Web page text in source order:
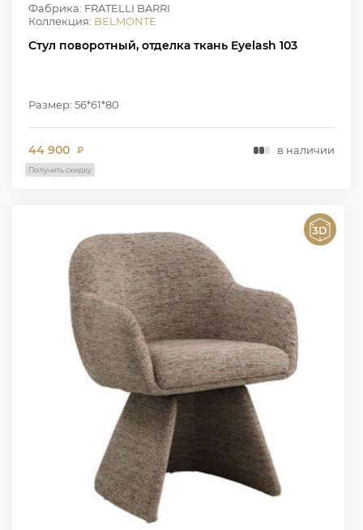
Фабрика: FRATELLI BARRI
Коллекция: BELMONTE
Стул поворотный, отделка ткань Eyelash 103
Размер: 56*61*80
44 900 ₽ в наличии
Получить скидку